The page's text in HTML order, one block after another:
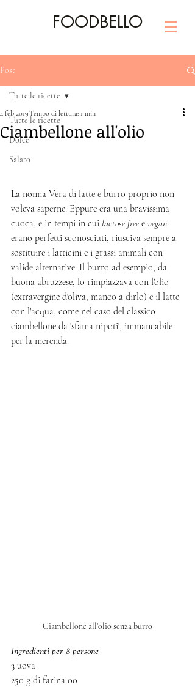
FOODBELLO
Post
Tutte le ricette
Dolce
Salato
Tutte le ricette
Ciambellone all'olio
4 feb 2019Tempo di lettura: 1 min
La nonna Vera di latte e burro proprio non
voleva saperne. Eppure era una bravissima
cuoca, e in tempi in cui lactose free e vegan
erano perfetti sconosciuti, riusciva sempre a
sostituire i latticini e i grassi animali con
valide alternative. Il burro ad esempio, da
buona abruzzese, lo rimpiazzava con l'olio
(extravergine d'oliva, manco a dirlo) e il latte
con l'acqua, come nel caso del classico
ciambellone da 'sfama nipoti', immancabile
per la merenda.
Ciambellone all'olio senza burro
Ingredienti per 8 persone
3 uova
250 g di farina 00